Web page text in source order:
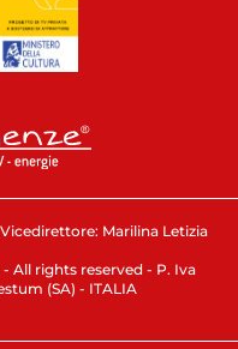
Marilina Letizia
All rights reserved - P. Iva
(SA) - ITALIA